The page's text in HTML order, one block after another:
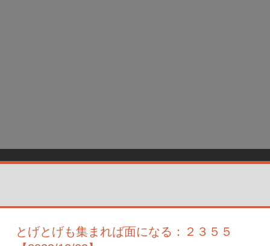
とげとげも集まれば面になる：２３５５